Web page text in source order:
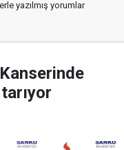
yazılmış yorumlar